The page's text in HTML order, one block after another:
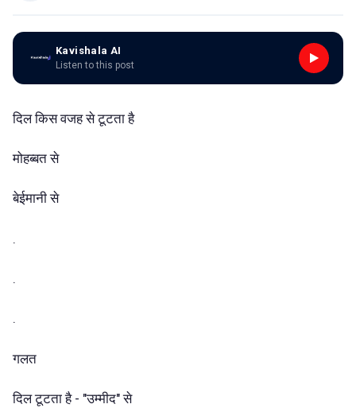
Kavishala AI
Listen to this post
दिल किस वजह से टूटता है
मोहब्बत से
बेईमानी से
.
.
.
गलत
दिल टूटता है - "उम्मीद" से